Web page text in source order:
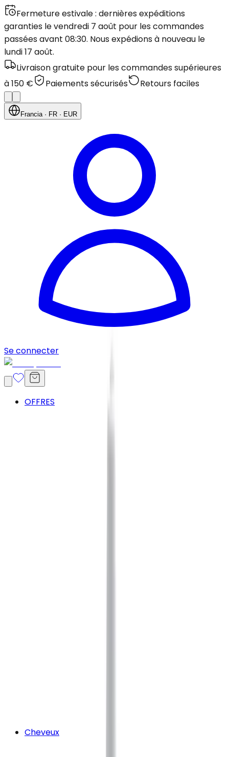
Fermeture estivale : dernières expéditions
garanties le vendredi 7 août pour les commandes
passées avant 08:30. Nous expédions à nouveau le
lundi 17 août.
Livraison gratuite pour les commandes supérieures
à 150 €
Paiements sécurisés Retours faciles
Francia· FR · EUR
Se connecter
OFFRES
Cheveux